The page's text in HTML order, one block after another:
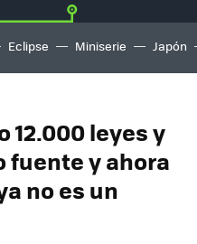
Eclipse Miniserie Japón
12.000 leyes y
fuente y ahora
no es un